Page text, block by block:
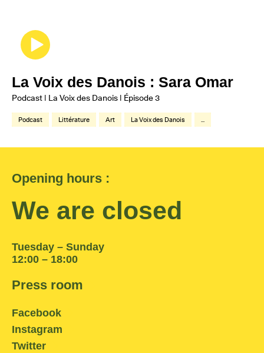
La Voix des Danois : Sara Omar
Podcast | La Voix des Danois | Épisode 3
Podcast Littérature Art La Voix des Danois ...
Opening hours :
We are closed
Tuesday – Sunday
12:00 – 18:00
Press room
Facebook
Instagram
Twitter